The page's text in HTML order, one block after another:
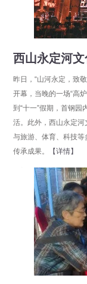
社科讲堂
西山永定河
昨日，“山河永定，致
开幕，当晚的一场“高
到“十一”假期，首钢
活。此外，西山永定河
与旅游、体育、科技
传承成果。
【详情】
分享 点击数